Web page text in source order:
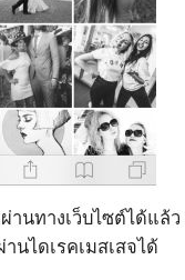
นทางเว็บไซต์ได้แล้
นไดเรคเมสเสจได้